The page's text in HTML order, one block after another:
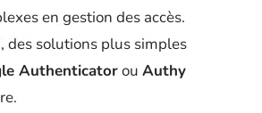
en gestion des accès.
des solutions plus simples
Authenticatorou Authy